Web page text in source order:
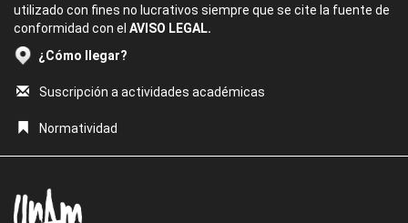
utilizado con fines no lucrativos siempre que se cite la fuente de
conformidad con el AVISO LEGAL.
¿Cómo llegar?
Suscripción a actividades académicas
Normatividad